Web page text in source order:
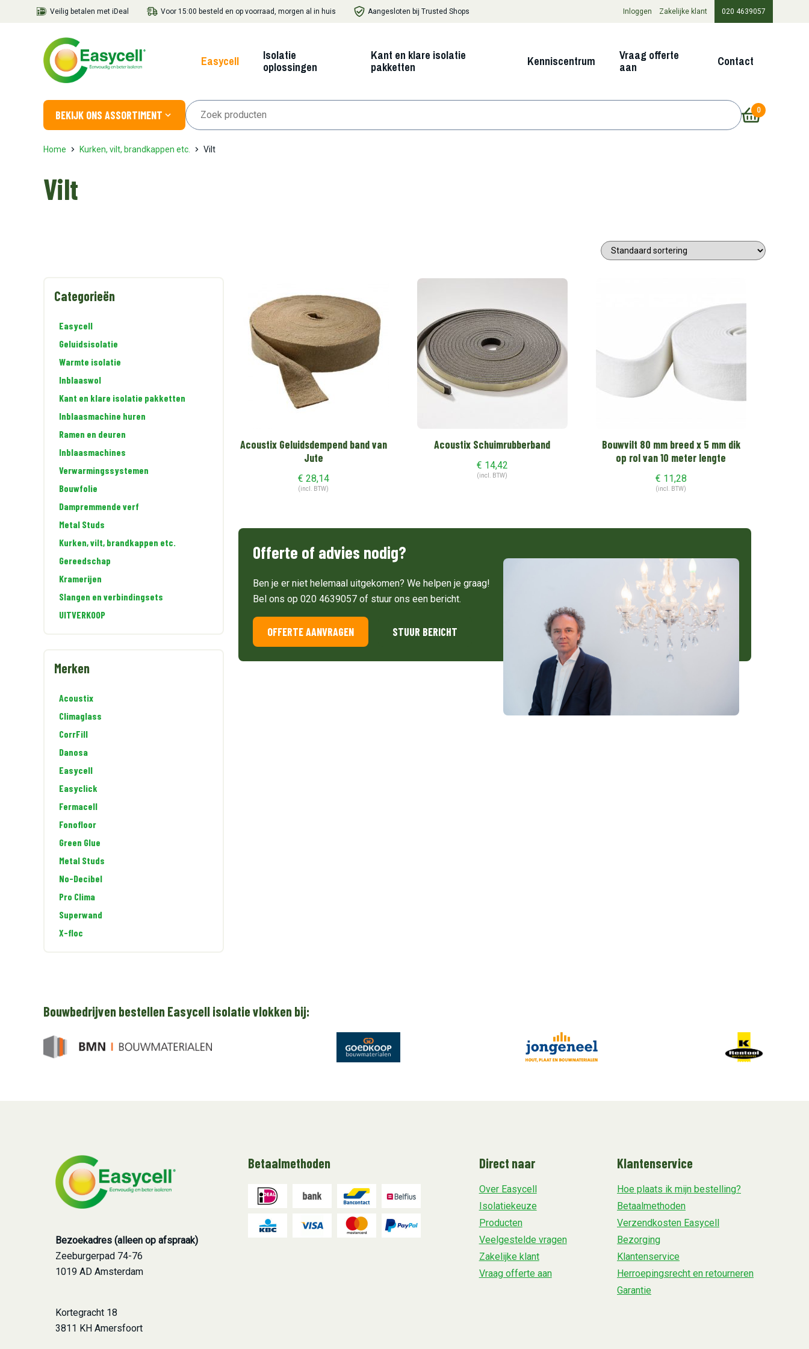
Veilig betalen met iDeal Voor 15:00 besteld en op voorraad, morgen al in huis Aangesloten bij Trusted Shops Inloggen Zakelijke klant 020 4639057
Easycell
Isolatie
oplossingen
Kant en klare isolatie
pakketten
Kenniscentrum
Vraag offerte
aan
Contact
BEKIJK ONS ASSORTIMENT 0
Home Kurken, vilt, brandkappen etc. Vilt
Vilt
Categorieën
Easycell
Geluidsisolatie
Warmte isolatie
Inblaaswol
Kant en klare isolatie pakketten
Inblaasmachine huren
Ramen en deuren
Inblaasmachines
Verwarmingssystemen
Bouwfolie
Dampremmende verf
Metal Studs
Kurken, vilt, brandkappen etc.
Gereedschap
Kramerijen
Slangen en verbindingsets
UITVERKOOP
Merken
Acoustix
Climaglass
CorrFill
Danosa
Easycell
Easyclick
Fermacell
Fonofloor
Green Glue
Metal Studs
No-Decibel
Pro Clima
Superwand
X-floc
Acoustix Geluidsdempend band van
Jute
€ 28,14
(incl. BTW)
Acoustix Schuimrubberband
€ 14,42
(incl. BTW)
Bouwvilt 80 mm breed x 5 mm dik
op rol van 10 meter lengte
€ 11,28
(incl. BTW)
Offerte of advies nodig?
Ben je er niet helemaal uitgekomen? We helpen je graag!
Bel ons op 020 4639057 of stuur ons een bericht.
OFFERTE AANVRAGEN STUUR BERICHT
Bouwbedrijven bestellen Easycell isolatie vlokken bij:
Bezoekadres (alleen op afspraak)
Zeeburgerpad 74-76
1019 AD Amsterdam
Kortegracht 18
3811 KH Amersfoort
Betaalmethoden Direct naar
Over Easycell
Isolatiekeuze
Producten
Veelgestelde vragen
Zakelijke klant
Vraag offerte aan
Klantenservice
Hoe plaats ik mijn bestelling?
Betaalmethoden
Verzendkosten Easycell
Bezorging
Klantenservice
Herroepingsrecht en retourneren
Garantie